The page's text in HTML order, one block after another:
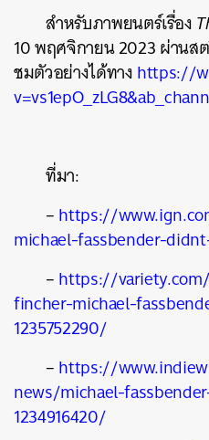
สำหรับภาพยนตร์เรื่อง
10 พฤศจิกายน 2023 ผ่านส
ชมตัวอย่างได้ทางhttps://
ที่มา:
–https://
michael-fassbender-
–https://
fincher-michael-
1235752290/
–https://
news/michael-
1234916420/